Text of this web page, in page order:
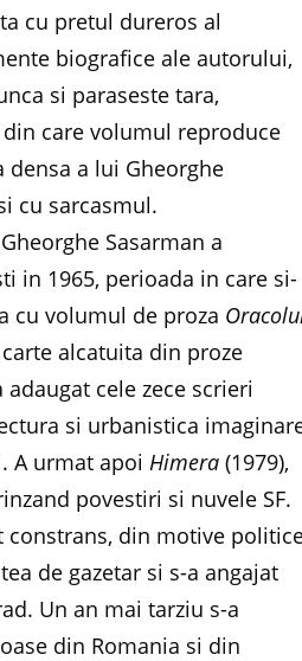
cu pretul dureros al
biografice ale autorului,
si paraseste tara,
care volumul reproduce
a lui Gheorghe
cu sarcasmul.
Sasarman a
in 1965, perioada in care si-
cu volumul de proza
carte alcatuita din proze
cele zece scrieri
si urbanistica
A urmat apoiHimera (1979),
povestiri si nuvele SF.
constrans, din motive
de gazetar si s-a angajat
Un an mai tarziu s-a
din Romania si din